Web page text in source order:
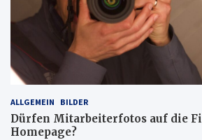
ALLGEMEIN BILDER
Dürfen Mitarbeiterfotos auf die
Homepage?